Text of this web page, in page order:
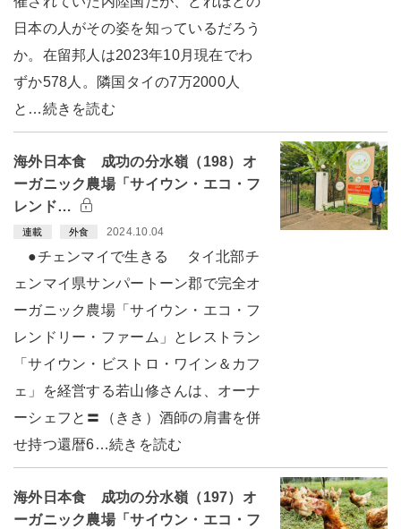
日本の人がその姿を知っているだろう
か。在留邦人は2023年10月現在でわ
ずか578人。隣国タイの7万2000人
と…続きを読む
海外日本食 成功の分水嶺（198）オ
ーガニック農場「サイウン・エコ・フ
レンド…
連載 外食 2024.10.04
●チェンマイで生きる タイ北部チ
ェンマイ県サンパートーン郡で完全オ
ーガニック農場「サイウン・エコ・フ
レンドリー・ファーム」とレストラン
「サイウン・ビストロ・ワイン＆カフ
ェ」を経営する若山修さんは、オーナ
ーシェフと〓（きき）酒師の肩書を併
せ持つ還暦6…続きを読む
海外日本食 成功の分水嶺（197）オ
ーガニック農場「サイウン・エコ・フ